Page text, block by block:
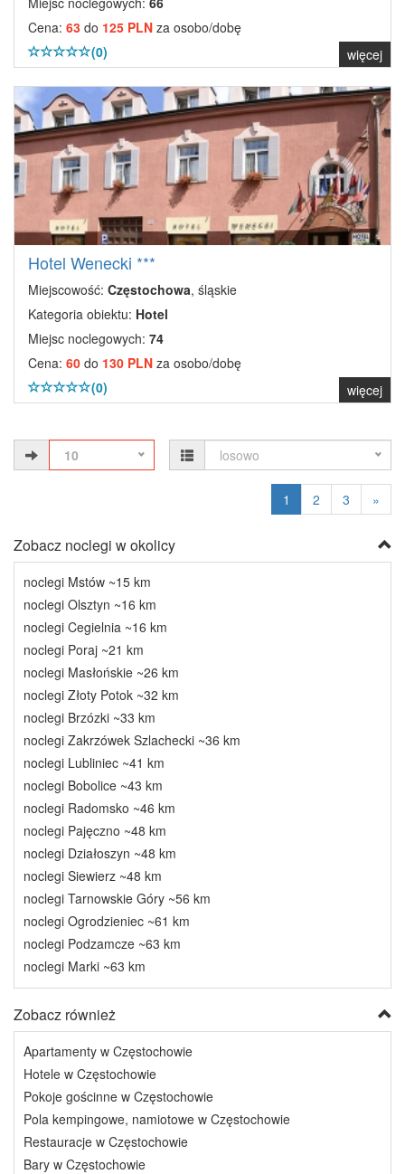
Cena: 63 do 125 PLN za osobo/dobę
(0)
więcej
Hotel Wenecki ***
Miejscowość: Częstochowa, śląskie
Kategoria obiektu: Hotel
Miejsc noclegowych: 74
Cena: 60 do 130 PLN za osobo/dobę
(0)
więcej
10 losowo
1 2 3 »
Zobacz noclegi w okolicy
noclegi Mstów ~15 km
noclegi Olsztyn ~16 km
noclegi Cegielnia ~16 km
noclegi Poraj ~21 km
noclegi Masłońskie ~26 km
noclegi Złoty Potok ~32 km
noclegi Brzózki ~33 km
noclegi Zakrzówek Szlachecki ~36 km
noclegi Lubliniec ~41 km
noclegi Bobolice ~43 km
noclegi Radomsko ~46 km
noclegi Pajęczno ~48 km
noclegi Działoszyn ~48 km
noclegi Siewierz ~48 km
noclegi Tarnowskie Góry ~56 km
noclegi Ogrodzieniec ~61 km
noclegi Podzamcze ~63 km
noclegi Marki ~63 km
Zobacz również
Apartamenty w Częstochowie
Hotele w Częstochowie
Pokoje gościnne w Częstochowie
Pola kempingowe, namiotowe w Częstochowie
Restauracje w Częstochowie
Bary w Częstochowie